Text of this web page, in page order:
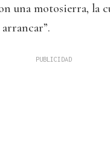
una motosierra, la